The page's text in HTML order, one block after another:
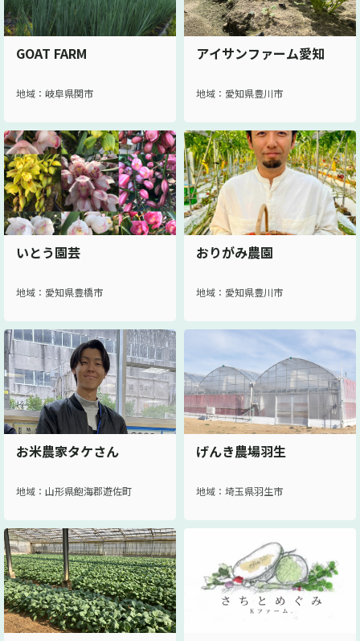
GOAT FARM
地域：岐阜県関市
アイサンファーム愛知
地域：愛知県豊川市
いとう園芸
地域：愛知県豊橋市
おりがみ農園
地域：愛知県豊川市
お米農家タケさん
地域：山形県飽海郡遊佐町
げんき農場羽生
地域：埼玉県羽生市